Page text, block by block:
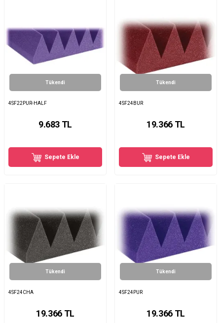
Tükendi
4SF22PUR-HALF
9.683 TL
Sepete Ekle
Tükendi
4SF24BUR
19.366TL
Sepete Ekle
Tükendi
4SF24CHA
19.366TL
Tükendi
4SF24PUR
19.366TL